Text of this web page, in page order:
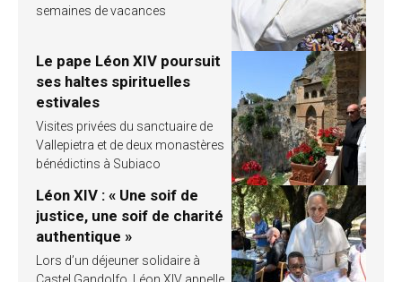
semaines de vacances
Le pape Léon XIV poursuit
ses haltes spirituelles
estivales
Visites privées du sanctuaire de
Vallepietra et de deux monastères
bénédictins à Subiaco
Léon XIV : « Une soif de
justice, une soif de charité
authentique »
Lors d’un déjeuner solidaire à
Castel Gandolfo, Léon XIV appelle